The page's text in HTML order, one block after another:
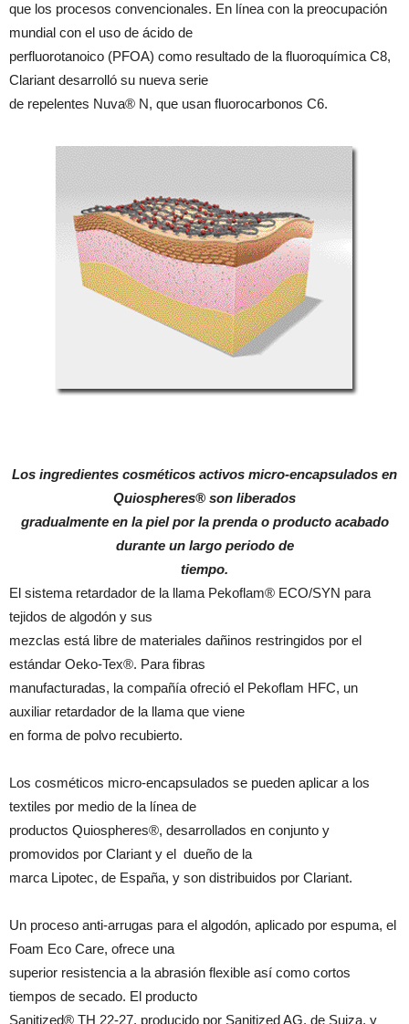
que los procesos convencionales. En línea con la preocupación
mundial con el uso de ácido de
perfluorotanoico (PFOA) como resultado de la fluoroquímica C8,
Clariant desarrolló su nueva serie
de repelentes Nuva® N, que usan fluorocarbonos C6.
Los ingredientes cosméticos activos micro-encapsulados en
Quiospheres® son liberados
gradualmente en la piel por la prenda o producto acabado
durante un largo periodo de
tiempo.
El sistema retardador de la llama Pekoflam® ECO/SYN para
tejidos de algodón y sus
mezclas está libre de materiales dañinos restringidos por el
estándar Oeko-Tex®. Para fibras
manufacturadas, la compañía ofreció el Pekoflam HFC, un
auxiliar retardador de la llama que viene
en forma de polvo recubierto.
Los cosméticos micro-encapsulados se pueden aplicar a los
textiles por medio de la línea de
productos Quiospheres®, desarrollados en conjunto y
promovidos por Clariant y el dueño de la
marca Lipotec, de España, y son distribuidos por Clariant.
Un proceso anti-arrugas para el algodón, aplicado por espuma, el
Foam Eco Care, ofrece una
superior resistencia a la abrasión flexible así como cortos
tiempos de secado. El producto
Sanitized® TH 22-27, producido por Sanitized AG, de Suiza, y